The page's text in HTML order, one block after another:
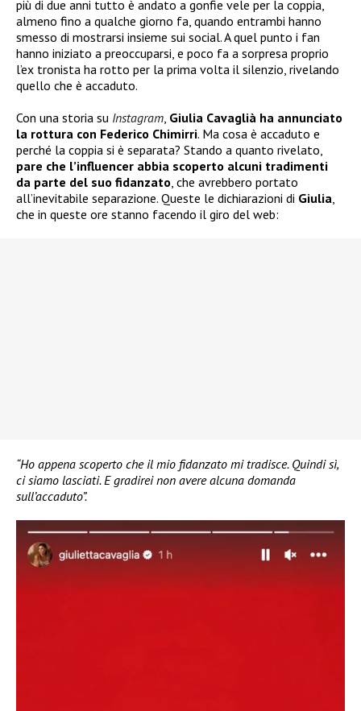
più di due anni tutto è andato a gonfie vele per la coppia,
almeno fino a qualche giorno fa, quando entrambi hanno
smesso di mostrarsi insieme sui social. A quel punto i fan
hanno iniziato a preoccuparsi, e poco fa a sorpresa proprio
l’ex tronista ha rotto per la prima volta il silenzio, rivelando
quello che è accaduto.
Con una storia su Instagram, Giulia Cavaglià ha annunciato
la rottura con Federico Chimirri. Ma cosa è accaduto e
perché la coppia si è separata? Stando a quanto rivelato,
pare che l’influencer abbia scoperto alcuni tradimenti
da parte del suo fidanzato, che avrebbero portato
all’inevitabile separazione. Queste le dichiarazioni di Giulia,
che in queste ore stanno facendo il giro del web:
“Ho appena scoperto che il mio fidanzato mi tradisce. Quindi sì,
ci siamo lasciati. E gradirei non avere alcuna domanda
sull’accaduto”.